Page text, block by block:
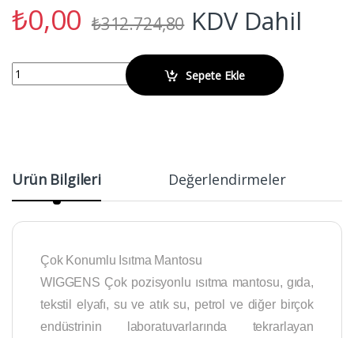
₺0,00 ₺312.724,80 KDV Dahil
WIGGENS RX356 Çok Konumlu Isıtma Mantosu quantity
Sepete Ekle
Ürün Bilgileri Değerlendirmeler
Çok Konumlu Isıtma Mantosu
WIGGENS Çok pozisyonlu ısıtma mantosu, gıda,
tekstil elyafı, su ve atık su, petrol ve diğer birçok
endüstrinin laboratuvarlarında tekrarlayan